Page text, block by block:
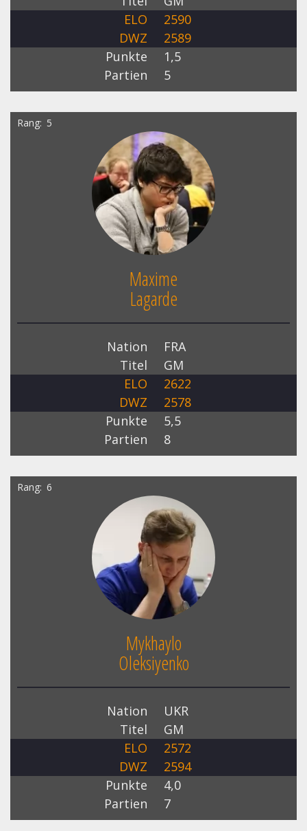
ELO
2590
DWZ
2589
Punkte
1,5
Partien
5
Rang 5
Maxime
Lagarde
Nation
FRA
Titel
GM
ELO
2622
DWZ
2578
Punkte
5,5
Partien
8
Rang 6
Mykhaylo
Oleksiyenko
Nation
UKR
Titel
GM
ELO
2572
DWZ
2594
Punkte
4,0
Partien
7